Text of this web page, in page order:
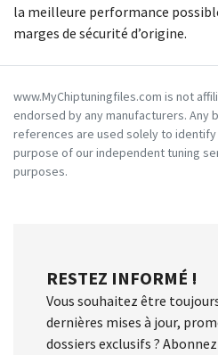
la meilleure performance
marges de sécurité d’origine.
www.MyChiptuningfiles.com is not
endorsed by any manufacturers. Any
references are used solely to
purpose of our independent tuning
purposes.
RESTEZ INFORMÉ !
Vous souhaitez être
dernières mises à jour,
dossiers exclusifs ?